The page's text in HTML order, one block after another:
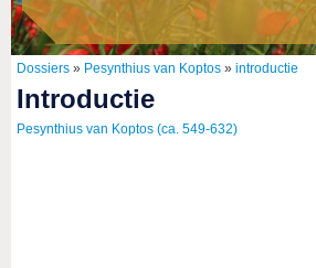
Dossiers » Pesynthius van Koptos » introductie
introductie
Pesynthius van Koptos (ca. 549-632)